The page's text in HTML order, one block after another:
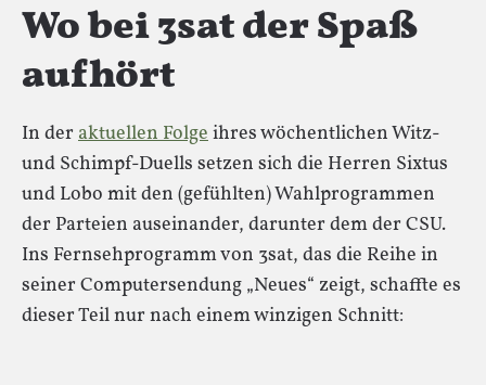
Wo bei 3sat der Spaß
aufhört
In der aktuellen Folgeihres wöchentlichen Witz-
und Schimpf-Duells setzen sich die Herren Sixtus
und Lobo mit den (gefühlten) Wahlprogrammen
der Parteien auseinander, darunter dem der CSU.
Ins Fernsehprogramm von 3sat, das die Reihe in
seiner Computersendung „Neues“ zeigt, schaffte es
dieser Teil nur nach einem winzigen Schnitt: